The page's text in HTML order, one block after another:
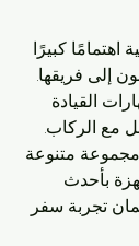
كبيرًا
إلى فريقها.
القيادة
مع الركاب.
متنوعة
بأحدث
تجربة سفر